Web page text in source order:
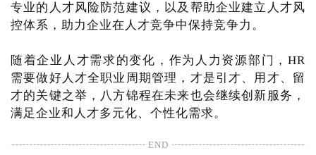
专业的人才风险防范建议，以及帮助企业建立人才风
控体系，助力企业在人才竞争中保持竞争力。
随着企业人才需求的变化，作为人力资源部门，HR
需要做好人才全职业周期管理，才是引才、用才、留
才的关键之举，八方锦程在未来也会继续创新服务，
满足企业和人才多元化、个性化需求。
END